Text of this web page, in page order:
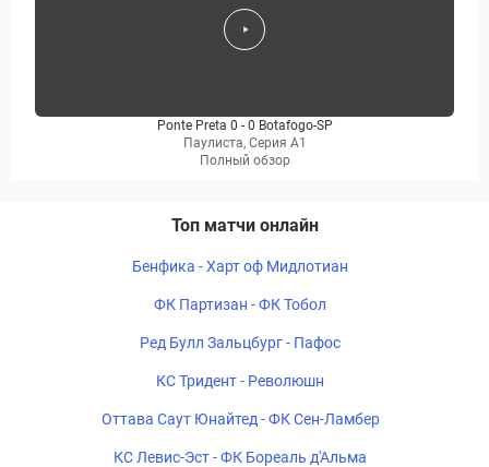
Ponte Preta 0 - 0 Botafogo-SP
Паулиста, Серия А1
Полный обзор
Топ матчи онлайн
Бенфика - Харт оф Мидлотиан
ФК Партизан - ФК Тобол
Ред Булл Зальцбург - Пафос
КС Тридент - Революшн
Оттава Саут Юнайтед - ФК Сен-Ламбер
КС Левис-Эст - ФК Бореаль д'Альма